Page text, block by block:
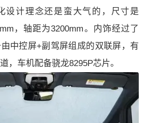
设计理念还是蛮大气的，尺寸是
，轴距为3200mm。内饰经过了
中控屏+副驾屏组成的双联屏，有
，车机配备骁龙8295P芯片。